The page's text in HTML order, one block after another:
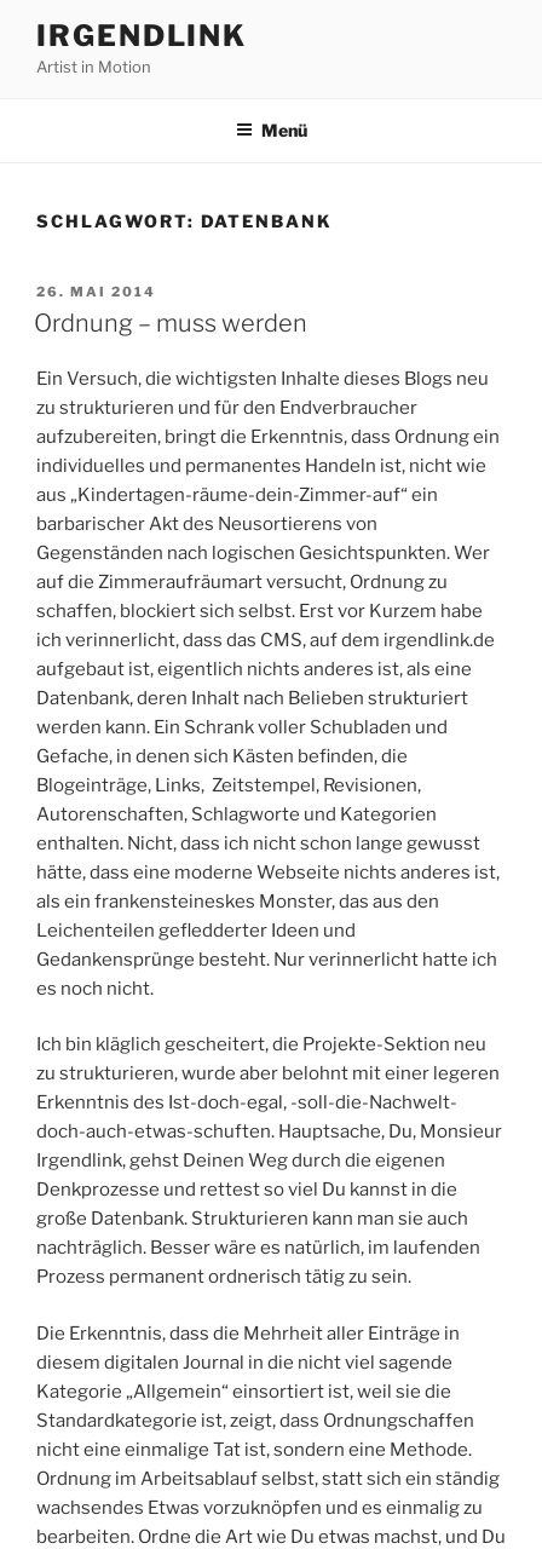
Inhalt
springen
IRGENDLINK
Artist in Motion
Menü
SCHLAGWORT: DATENBANK
VERÖFFENTLICHT
AM
26. MAI 2014
Ordnung – muss werden
Ein Versuch, die wichtigsten Inhalte dieses Blogs neu
zu strukturieren und für den Endverbraucher
aufzubereiten, bringt die Erkenntnis, dass Ordnung ein
individuelles und permanentes Handeln ist, nicht wie
aus „Kindertagen-räume-dein-Zimmer-auf“ ein
barbarischer Akt des Neusortierens von
Gegenständen nach logischen Gesichtspunkten. Wer
auf die Zimmeraufräumart versucht, Ordnung zu
schaffen, blockiert sich selbst. Erst vor Kurzem habe
ich verinnerlicht, dass das CMS, auf dem irgendlink.de
aufgebaut ist, eigentlich nichts anderes ist, als eine
Datenbank, deren Inhalt nach Belieben strukturiert
werden kann. Ein Schrank voller Schubladen und
Gefache, in denen sich Kästen befinden, die
Blogeinträge, Links, Zeitstempel, Revisionen,
Autorenschaften, Schlagworte und Kategorien
enthalten. Nicht, dass ich nicht schon lange gewusst
hätte, dass eine moderne Webseite nichts anderes ist,
als ein frankensteineskes Monster, das aus den
Leichenteilen gefledderter Ideen und
Gedankensprünge besteht. Nur verinnerlicht hatte ich
es noch nicht.
Ich bin kläglich gescheitert, die Projekte-Sektion neu
zu strukturieren, wurde aber belohnt mit einer legeren
Erkenntnis des Ist-doch-egal, -soll-die-Nachwelt-
doch-auch-etwas-schuften. Hauptsache, Du, Monsieur
Irgendlink, gehst Deinen Weg durch die eigenen
Denkprozesse und rettest so viel Du kannst in die
große Datenbank. Strukturieren kann man sie auch
nachträglich. Besser wäre es natürlich, im laufenden
Prozess permanent ordnerisch tätig zu sein.
Die Erkenntnis, dass die Mehrheit aller Einträge in
diesem digitalen Journal in die nicht viel sagende
Kategorie „Allgemein“ einsortiert ist, weil sie die
Standardkategorie ist, zeigt, dass Ordnungschaffen
nicht eine einmalige Tat ist, sondern eine Methode.
Ordnung im Arbeitsablauf selbst, statt sich ein ständig
wachsendes Etwas vorzuknöpfen und es einmalig zu
bearbeiten. Ordne die Art wie Du etwas machst, und Du